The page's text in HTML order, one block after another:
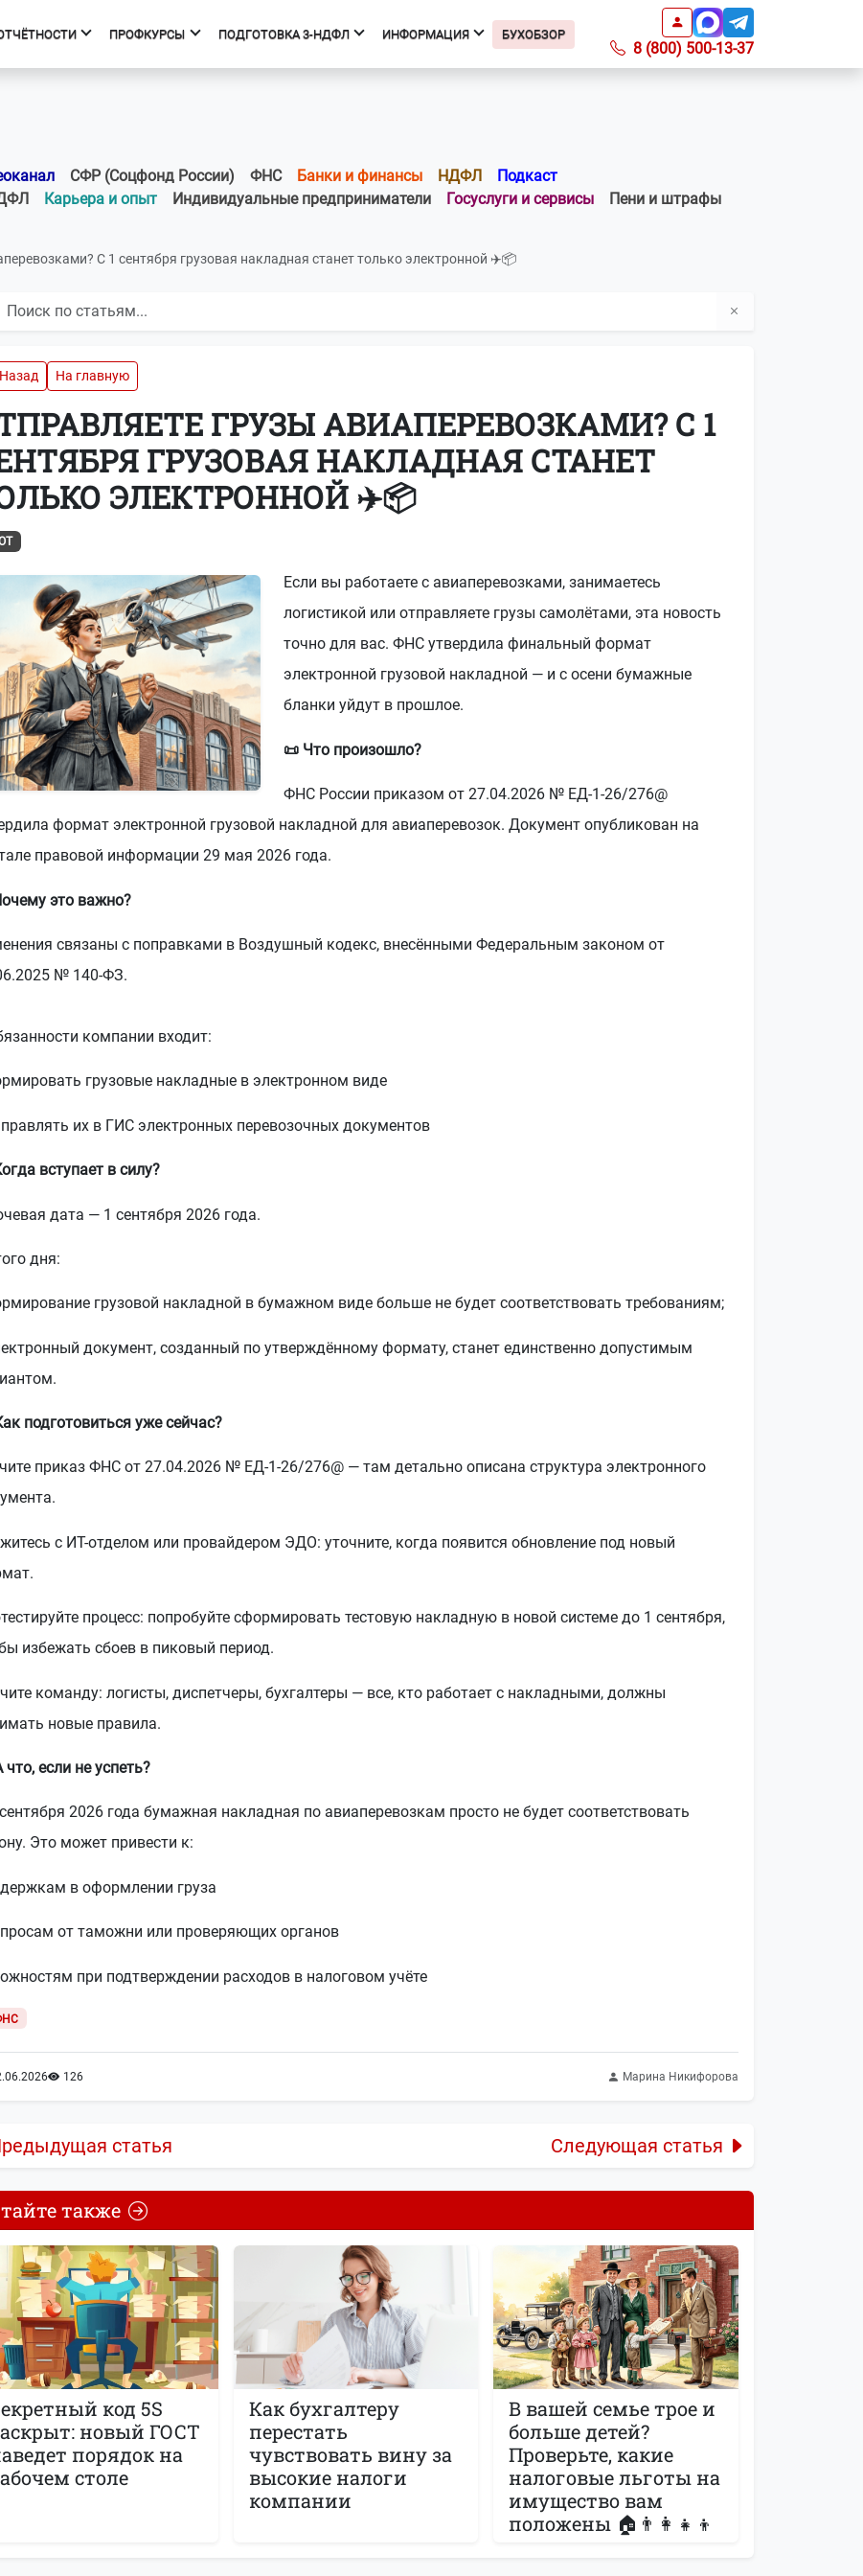
ПРОФКУРСЫ ПОДГОТОВКА 3-НДФЛ ИНФОРМАЦИЯ БУХОБЗОР
8 (800) 500-13-37
об образовательной
Тарифы
Получить вычет
Образцы заявлений
Получить доверенность
Список регионов с ПСН по
73или 8 (800) 500-13-37
СФР (Соцфонд России) ФНС Банки и финансы НДФЛ
Подкаст
Карьера и опыт Индивидуальные предприниматели Госуслуги и сервисы
Пени и штрафы
С 1 сентября грузовая накладная станет только электронной ✈️📦
Назад На главную
ГРУЗЫ АВИАПЕРЕВОЗКАМИ? С 1
ГРУЗОВАЯ НАКЛАДНАЯ СТАНЕТ
ЭЛЕКТРОННОЙ ✈️📦
Если вы работаете с авиаперевозками, занимаетесь
логистикой или отправляете грузы самолётами, эта новость
точно для вас. ФНС утвердила финальный формат
электронной грузовой накладной — и с осени бумажные
бланки уйдут в прошлое.
📜 Что произошло?
ФНС России приказом от 27.04.2026 № ЕД-1-26/276@
формат электронной грузовой накладной для авиаперевозок. Документ опубликован на
правовой информации 29 мая 2026 года.
это важно?
связаны с поправками в Воздушный кодекс, внесёнными Федеральным законом от
№ 140-ФЗ.
компании входит:
грузовые накладные в электронном виде
их в ГИС электронных перевозочных документов
вступает в силу?
дата — 1 сентября 2026 года.
дня:
грузовой накладной в бумажном виде больше не будет соответствовать требованиям;
документ, созданный по утверждённому формату, станет единственно допустимым
подготовиться уже сейчас?
приказ ФНС от 27.04.2026 № ЕД-1-26/276@ — там детально описана структура электронного
с ИТ-отделом или провайдером ЭДО: уточните, когда появится обновление под новый
процесс: попробуйте сформировать тестовую накладную в новой системе до 1 сентября,
избежать сбоев в пиковый период.
команду: логисты, диспетчеры, бухгалтеры — все, кто работает с накладными, должны
новые правила.
что, если не успеть?
2026 года бумажная накладная по авиаперевозкам просто не будет соответствовать
Это может привести к:
в оформлении груза
от таможни или проверяющих органов
при подтверждении расходов в налоговом учёте
126 Марина Никифорова
статья Следующая статья
также
код 5S
новый ГОСТ
порядок на
столе
Как бухгалтеру
перестать
чувствовать вину за
высокие налоги
компании
В вашей семье трое и
больше детей?
Проверьте, какие
налоговые льготы на
имущество вам
положены 🏠👨👩👧👦